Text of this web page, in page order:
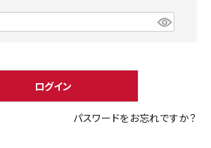
person 新規会員登録
ログイン
パスワードをお忘れですか？